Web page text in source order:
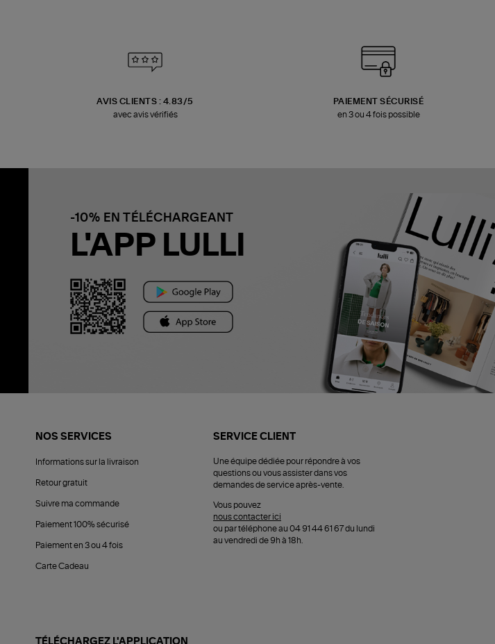
AVIS CLIENTS : 4.83/5
avec avis vérifiés
PAIEMENT SÉCURISÉ
en 3 ou 4 fois possible
-10% EN TÉLÉCHARGEANT
L'APP LULLI
NOS SERVICES
Informations sur la livraison
Retour gratuit
Suivre ma commande
Paiement 100% sécurisé
Paiement en 3 ou 4 fois
Carte Cadeau
SERVICE CLIENT
Une équipe dédiée pour répondre à vos
questions ou vous assister dans vos
demandes de service après-vente.
Vous pouvez
nous contacter ici
ou par téléphone au 04 91 44 61 67 du lundi
au vendredi de 9h à 18h.